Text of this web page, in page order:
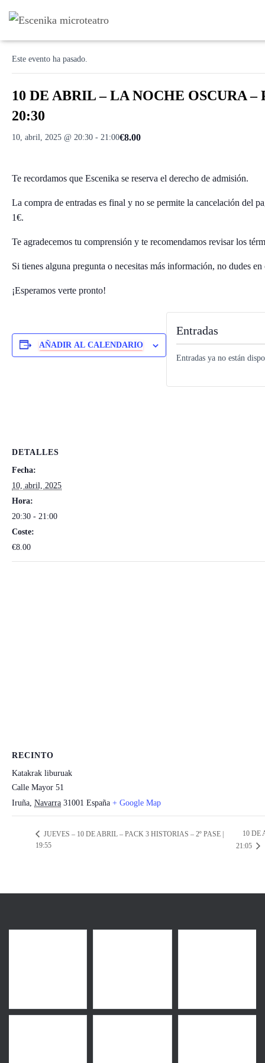
Este evento ha pasado.
10 DE ABRIL – LA NOCHE OSCURA –
20:30
10, abril, 2025 @ 20:30 - 21:00€8.00
Te recordamos que Escenika se reserva el derecho de admisión.
La compra de entradas es final y no se permite la cancelación del
1€.
Te agradecemos tu comprensión y te recomendamos revisar los
Si tienes alguna pregunta o necesitas más información, no dudes en
¡Esperamos verte pronto!
AÑADIR AL CALENDARIO
DETALLES
Fecha:
10, abril, 2025
Hora:
20:30 - 21:00
Coste:
€8.00
RECINTO
Katakrak liburuak
Calle Mayor 51
Iruña, Navarra 31001 España + Google Map
Entradas
Entradas ya no están
JUEVES – 10 DE ABRIL – PACK 3 HISTORIAS – 2º PASE |
19:55
10 DE
21:05